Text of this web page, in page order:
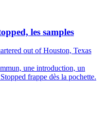
les samples
out of Houston, Texas
une introduction, un
frappe dès la pochette.